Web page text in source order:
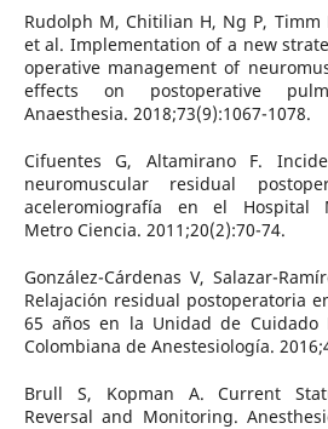
Rudolph M, Chitilian H, Ng P, Timm
et al. Implementation of a new
operative management of
effects on postoperative
Anaesthesia. 2018;73(9):1067-1078.
Cifuentes G, Altamirano F.
neuromuscular residual
aceleromiografía en el Hospital
Metro Ciencia. 2011;20(2):70-74.
González-Cárdenas V, Salazar-
Relajación residual postoperatoria
65 años en la Unidad de Cuidado
Colombiana de Anestesiología.
Brull S, Kopman A. Current
Reversal and Monitoring.